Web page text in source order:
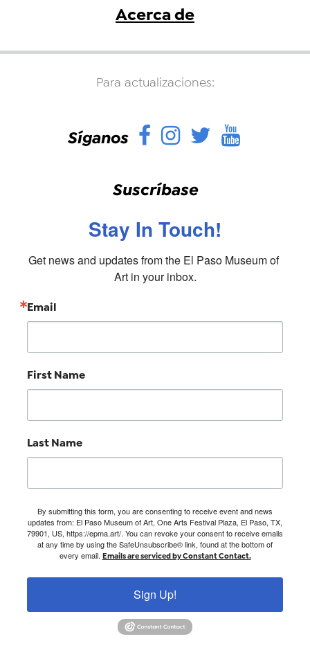
Acerca de
Para actualizaciones:
Síganos Facebook
Instagram
Twitter
Suscríbase
Stay In Touch!
Get news and updates from the El Paso Museum of
Art in your inbox.
Email
First Name
Last Name
By submitting this form, you are consenting to receive event and news
updates from: El Paso Museum of Art, One Arts Festival Plaza, El Paso, TX,
79901, US, https://epma.art/. You can revoke your consent to receive emails
at any time by using the SafeUnsubscribe® link, found at the bottom of
every email. Emails are serviced by Constant Contact.
Sign Up!